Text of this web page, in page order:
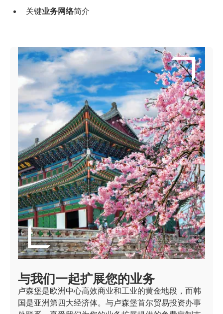
关键业务网络简介
与我们一起扩展您的业务
卢森堡是欧洲中心高效商业和工业的黄金地段，而韩
国是亚洲第四大经济体。与卢森堡首尔贸易投资办事